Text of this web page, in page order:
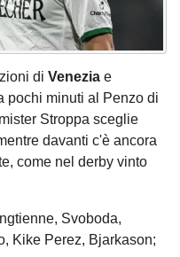
di Venezia e
pochi minuti al Penzo di
Stroppa sceglie
davanti c'è ancora
come nel derby vinto
Svoboda,
Kike Perez, Bjarkason;